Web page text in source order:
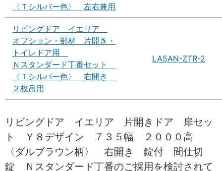
〈Ｔシルバー色〉 左右兼用
リビングドア イエリア
オプション・部材 片開き・
トイレドア用
Ｎスタンダード丁番セット
〈Ｔシルバー色〉 右開き
２枚吊用
LA5AN-ZTR-2
リビングドア イエリア 片開きドア 扉セッ
ト Ｙ８デザイン ７３５幅 ２０００高
〈ダルブラウン柄〉 右開き 錠付 間仕切
錠 Ｎスタンダード丁番のご採用を検討されて